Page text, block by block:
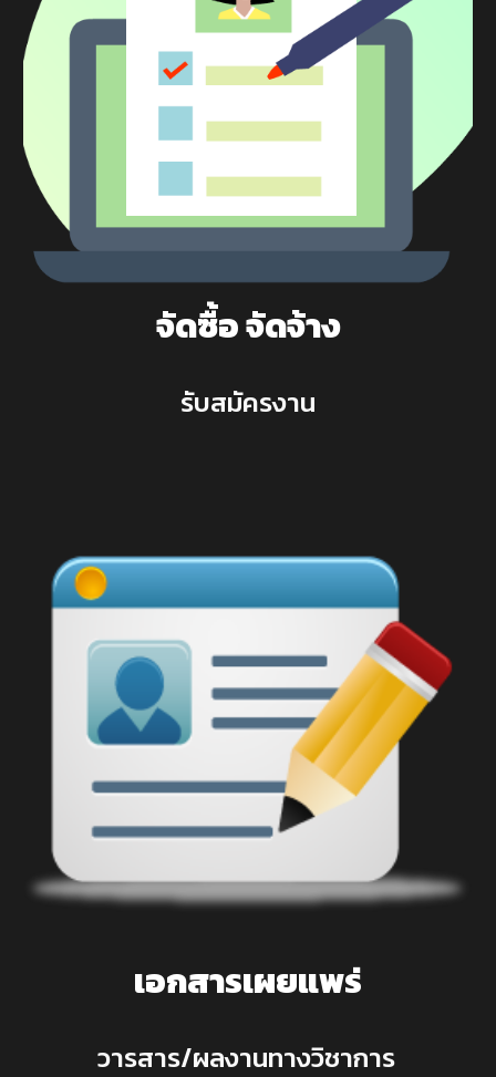
จัดซื้อ จัดจ้าง
รับสมัครงาน
เอกสารเผยแพร่
วารสาร/ผลงานทางวิชาการ